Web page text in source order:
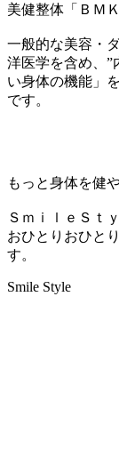
美健整体「ＢＭ
一般的な美容・
洋医学を含め、”
い身体の機能」
です。
もっと身体を健
ＳｍｉｌｅＳｔ
おひとりおひと
す。
Smile Style